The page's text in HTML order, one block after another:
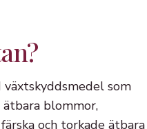
som
blommor,
och torkade ätbara